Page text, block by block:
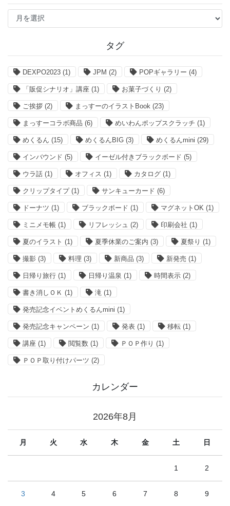
過
記
タグ
DEXPO2023 (1) JPM (2) POPギャラリー (4)
「販促シナリオ」講座 (1) お菓子づくり (2)
ご挨拶 (2) まっすーのイラストBook (23)
まっすーコラボ商品 (6) めいわんポップスクラッチ (1)
めくるん (15) めくるんBIG (3) めくるんmini (29)
インバウンド (5) イーゼル付きブラックボード (5)
ウラ話 (1) オフィス (1) カタログ (1)
クリップタイプ(1) サンキューカード (6)
ドーナツ (1) ブラックボード (1) マグネットOK (1)
ミニメモ帳 (1) リフレッシュ (2) 印刷会社 (1)
夏のイラスト (1) 夏季休業のご案内 (3) 夏祭り (1)
撮影 (3) 料理 (3) 新商品 (3) 新発売 (1)
日帰り旅行 (1) 日帰り温泉 (1) 時間表示 (2)
書き消しＯＫ (1) 滝 (1)
発売記念イベントめくるんmini (1)
発売記念キャンペーン (1) 発表 (1) 移転 (1)
講座 (1) 閲覧数 (1) ＰＯＰ作り (1)
ＰＯＰ取り付けパーツ (2)
カレンダー
2026年8月
月 火 水 木 金 土 日
1 2
3 4 5 6 7 8 9